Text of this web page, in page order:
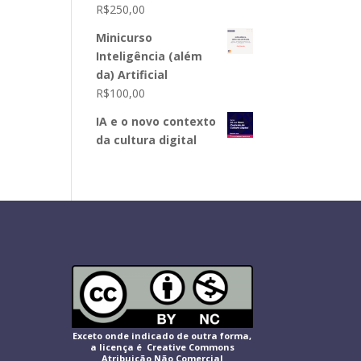
R$250,00
Minicurso
Inteligência (além
da) Artificial
R$100,00
IA e o novo contexto
da cultura digital
Exceto onde indicado de outra forma,
a licença é Creative Commons
Atribuição Não Comercial